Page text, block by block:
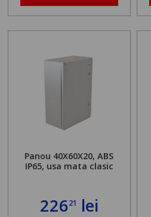
Panou 40X60X20, ABS
IP65, usa mata clasic
22621 lei